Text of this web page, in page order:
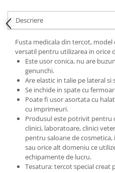
Descriere
Fusta medicala din tercot,
versatil pentru utilizarea in orice
Este usor conica, nu are
genunchi.
Are elastic in talie pe lateral si
Se inchide in spate cu
Poate fi usor asortata cu
cu imprimeuri.
Produsul este potrivit pentru
clinici, laboratoare, clinici
pentru saloane de
sau orice alt domeniu ce
echipamente de lucru.
Tesatura: tercot special